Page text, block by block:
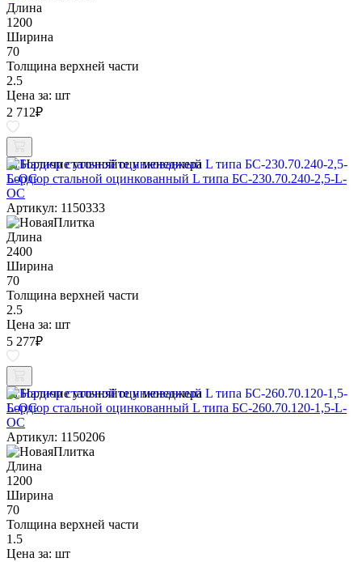
Длина
1200
Ширина
70
Толщина верхней части
2.5
Цена за: шт
2 712₽
Наличие уточняйте у менеджера
Бордюр стальной оцинкованный L типа БС-230.70.240-2,5-L-
ОС
Артикул: 1150333
Длина
2400
Ширина
70
Толщина верхней части
2.5
Цена за: шт
5 277₽
Наличие уточняйте у менеджера
Бордюр стальной оцинкованный L типа БС-260.70.120-1,5-L-
ОС
Артикул: 1150206
Длина
1200
Ширина
70
Толщина верхней части
1.5
Цена за: шт